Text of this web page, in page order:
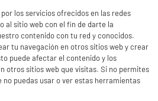
los servicios ofrecidos en las redes
al sitio web con el fin de darte la
contenido con tu red y conocidos.
tu navegación en otros sitios web y crear
puede afectar el contenido y los
otros sitios web que visitas. Si no permites
no puedas usar o ver estas herramientas